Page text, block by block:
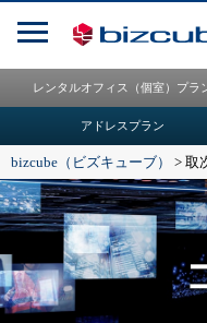
レンタルオフィス（個室）プラ
アドレスプラン
bizcube（ビズキューブ） > 取